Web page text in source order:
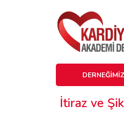
DERNEĞİMİZ
İtiraz ve